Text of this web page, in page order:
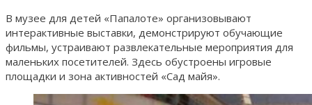
В музее для детей «Папалоте» организовывают
интерактивные выставки, демонстрируют обучающие
фильмы, устраивают развлекательные мероприятия для
маленьких посетителей. Здесь обустроены игровые
площадки и зона активностей «Сад майя».